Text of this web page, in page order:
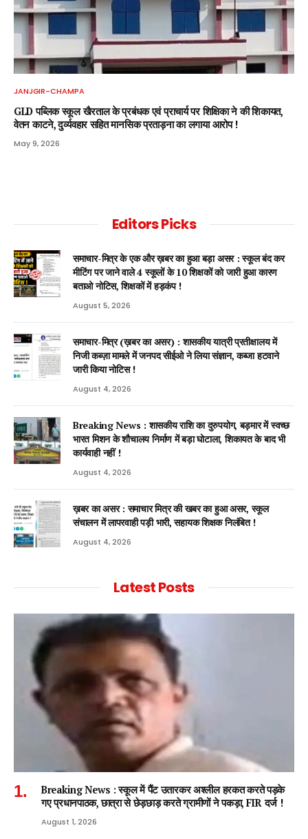
JANJGIR-CHAMPA
GLD पब्लिक स्कूल खैरताल के प्रबंधक एवं प्राचार्य पर शिक्षिका ने की शिकायत,
वेतन काटने, दुर्व्यवहार सहित मानसिक प्रताड़ना का लगाया आरोप !
May 9, 2026
Editors Picks
समाचार-मित्र के एक और ख़बर का हुआ बड़ा असर : स्कूल बंद कर
मीटिंग पर जाने वाले 4 स्कूलों के 10 शिक्षकों को जारी हुआ कारण
बताओ नोटिस, शिक्षकों में हड़कंप !
August 5, 2026
समाचार-मित्र (ख़बर का असर) : शासकीय यात्री प्रतीक्षालय में
निजी कब्ज़ा मामले में जनपद सीईओ ने लिया संज्ञान, कब्जा हटवाने
जारी किया नोटिस !
August 4, 2026
Breaking News : शासकीय राशि का दुरुपयोग, बड़मार में स्वच्छ
भारत मिशन के शौचालय निर्माण में बड़ा घोटाला, शिकायत के बाद भी
कार्यवाही नहीं !
August 4, 2026
ख़बर का असर : समाचार मित्र की खबर का हुआ असर, स्कूल
संचालन में लापरवाही पड़ी भारी, सहायक शिक्षक निलंबित !
August 4, 2026
Latest Posts
Breaking News : स्कूल में पैंट उतारकर अश्लील हरकत करते पड़के
गए प्रधानपाठक, छात्रा से छेड़छाड़ करते ग्रामीणों ने पकड़ा, FIR दर्ज !
August 1, 2026